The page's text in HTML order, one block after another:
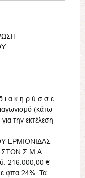
α κ η ρ ύ σ σ ε
(κάτω
την εκτέλεση
ΕΡΜΙΟΝΙΔΑΣ
Σ.Μ.Α.
216.000,00 €
φπα 24%. Τα